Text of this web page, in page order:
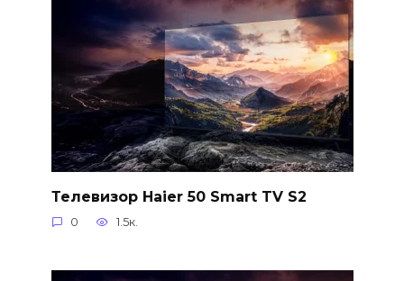
Телевизор Haier 50 Smart TV S2
0 1.5к.